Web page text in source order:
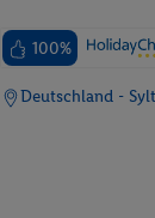
100%
Deutschland -